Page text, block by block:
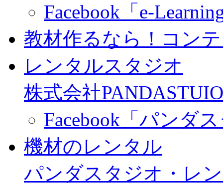
Facebook「e-
教材作るなら！コン
レンタルスタジオ
株式会社
Facebook「パンダ
機材のレンタル
パンダスタジオ・レ